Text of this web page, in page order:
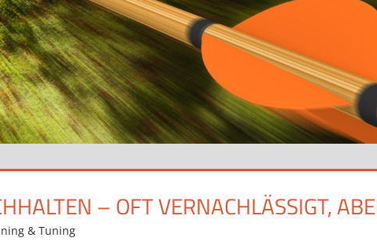
– OFT VERNACHLÄSSIGT,
& Tuning